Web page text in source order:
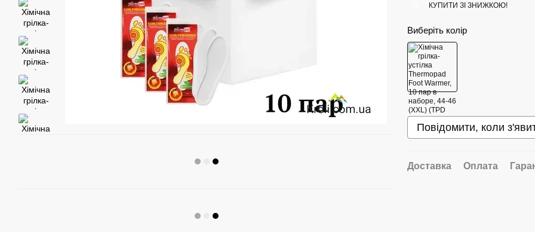
КУПИТИ ЗІ ЗНИЖКОЮ!
Виберіть колір
Повідомити, коли
Доставка Оплата